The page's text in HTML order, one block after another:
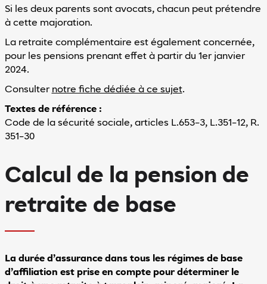
Si les deux parents sont avocats, chacun peut prétendre
à cette majoration.
La retraite complémentaire est également concernée,
pour les pensions prenant effet à partir du 1er janvier
2024.
Consulter notre fiche dédiée à ce sujet.
Textes de référence :
Code de la sécurité sociale, articles L.653-3, L.351-12, R.
351-30
Calcul de la pension de
retraite de base
La durée d’assurance dans tous les régimes de base
d’affiliation est prise en compte pour déterminer le